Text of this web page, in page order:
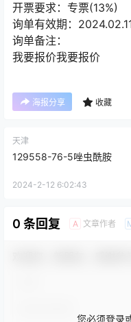
开票要求：专票(13%)
询单有效期：
询单备注：
我要报价我要报价
海报分享 收藏
天津
129558-76-5唑虫酰胺
2024-2-12 6:02:43
0 条回复 A 文章作者
您必须登录